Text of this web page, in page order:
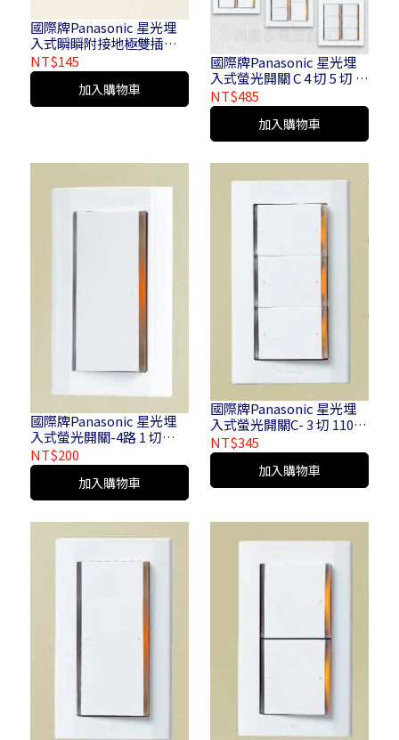
國際牌Panasonic 星光埋
入式瞬瞬附接地極雙插座
WTDFP 15123
NT$145
加入購物車
國際牌Panasonic 星光埋
入式螢光開關 C 4 切 5 切 6
切 WTDFP 5452 K WTDFP
5552 K WTDFP 5652 K
NT$485
加入購物車
國際牌Panasonic 星光埋
入式螢光開關-4路 1 切
110V 1 開 110V 1 切 220V 1
開 220V_WTDFP 5154 K-
WTDFP 7154 K
NT$200
加入購物車
國際牌Panasonic 星光埋
入式螢光開關C- 3 切 110V
3 開 110V 3 切 220V 3 開
220V_WTDFP 5352
K_WTDFP 7352 K
NT$345
加入購物車